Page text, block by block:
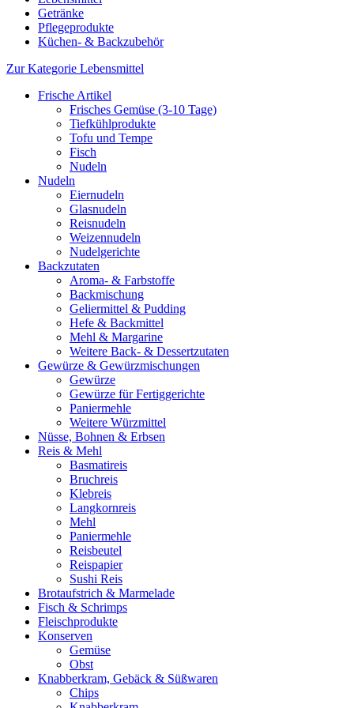
Getränke
Pflegeprodukte
Küchen- & Backzubehör
Zur Kategorie Lebensmittel
Frische Artikel
Frisches Gemüse (3-10 Tage)
Tiefkühlprodukte
Tofu und Tempe
Fisch
Nudeln
Nudeln
Eiernudeln
Glasnudeln
Reisnudeln
Weizennudeln
Nudelgerichte
Backzutaten
Aroma- & Farbstoffe
Backmischung
Geliermittel & Pudding
Hefe & Backmittel
Mehl & Margarine
Weitere Back- & Dessertzutaten
Gewürze & Gewürzmischungen
Gewürze
Gewürze für Fertiggerichte
Paniermehle
Weitere Würzmittel
Nüsse, Bohnen & Erbsen
Reis & Mehl
Basmatireis
Bruchreis
Klebreis
Langkornreis
Mehl
Paniermehle
Reisbeutel
Reispapier
Sushi Reis
Brotaufstrich & Marmelade
Fisch & Schrimps
Fleischprodukte
Konserven
Gemüse
Obst
Knabberkram, Gebäck & Süßwaren
Chips